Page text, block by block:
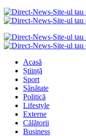
Acasă
Știință
Sport
Sănătate
Politică
Lifestyle
Externe
Călătorii
Business